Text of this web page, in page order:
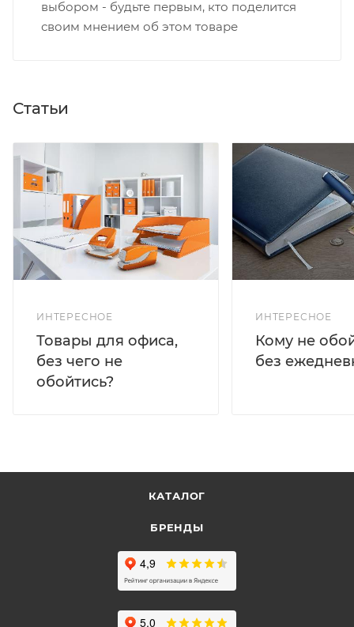
выбором - будьте первым, кто поделится
своим мнением об этом товаре
Статьи
ИНТЕРЕСНОЕ
Товары для офиса,
без чего не
обойтись?
ИНТЕРЕСНОЕ
Кому не
без
КАТАЛОГ
БРЕНДЫ